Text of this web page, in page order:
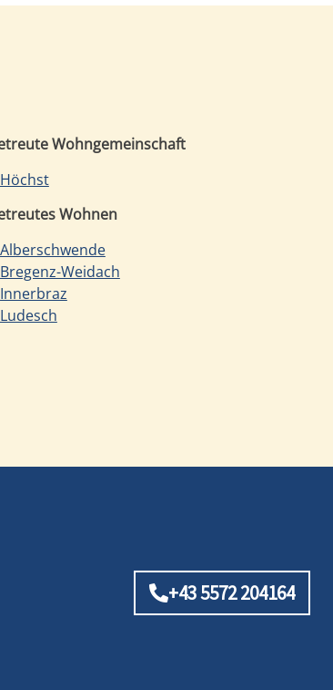
Wohngemeinschaft
Höchst
Wohnen
Alberschwende
Bregenz-Weidach
Innerbraz
Ludesch
+43 5572 204164